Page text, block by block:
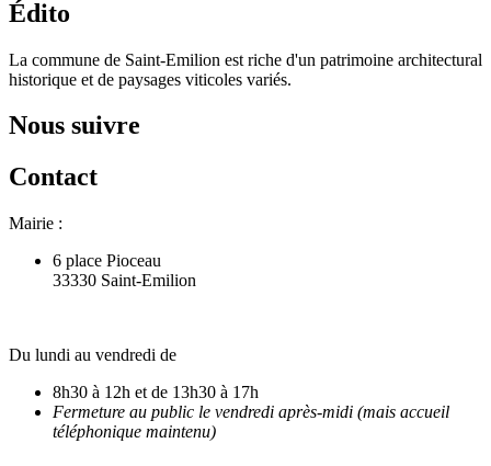
Édito
La commune de Saint-Emilion est riche d'un patrimoine architectural
historique et de paysages viticoles variés.
Nous suivre
Contact
Mairie :
6 place Pioceau
33330 Saint-Emilion
Du lundi au vendredi de
8h30 à 12h et de 13h30 à 17h
Fermeture au public le vendredi après-midi (mais accueil
téléphonique maintenu)